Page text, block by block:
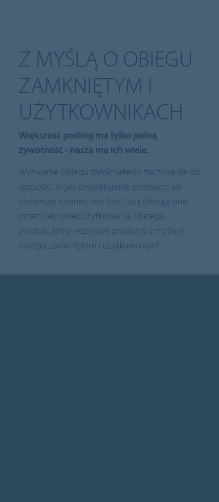
Z MYŚLĄ O OBIEGU
ZAMKNIĘTYM I
UŻYTKOWNIKACH
Większość podłóg ma tylko jedną
żywotność - nasza ma ich wiele.
Wyzwanie obiegu zamkniętego zaczyna się od
sposobu, w jaki projektujemy produkty, ale
obejmuje również wartość, jaką oferują one
przez cały okres użytkowania. Dlatego
produkujemy wszystkie produkty z myślą o
obiegu zamkniętym i użytkownikach.